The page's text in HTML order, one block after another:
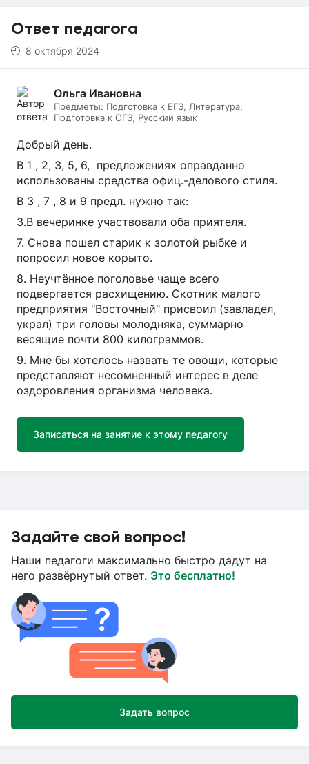
Ответ педагога
8 октября 2024
Ольга Ивановна
Предметы: Подготовка к ЕГЭ, Литература,
Подготовка к ОГЭ, Русский язык
Добрый день.
В 1 , 2, 3, 5, 6, предложениях оправданно
использованы средства офиц.-делового стиля.
В 3 , 7 , 8 и 9 предл. нужно так:
3.В вечеринке участвовали оба приятеля.
7. Снова пошел старик к золотой рыбке и
попросил новое корыто.
8. Неучтённое поголовье чаще всего
подвергается расхищению. Скотник малого
предприятия "Восточный" присвоил (завладел,
украл) три головы молодняка, суммарно
весящие почти 800 килограммов.
9. Мне бы хотелось назвать те овощи, которые
представляют несомненный интерес в деле
оздоровления организма человека.
Записаться на занятие к этому педагогу
Задайте свой вопрос!
Наши педагоги максимально быстро дадут на
него развёрнутый ответ. Это бесплатно!
Задать вопрос